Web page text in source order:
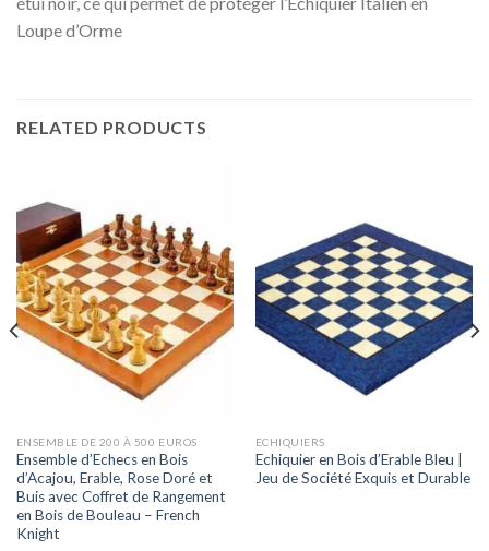
Loupe d’Orme
RELATED PRODUCTS
ENSEMBLE DE 200 À 500 EUROS
Ensemble d’Echecs en Bois
d’Acajou, Erable, Rose Doré et
Buis avec Coffret de Rangement
en Bois de Bouleau – French
Knight
ECHIQUIERS
Echiquier en Bois d’Erable Bleu |
Jeu de Société Exquis et Durable